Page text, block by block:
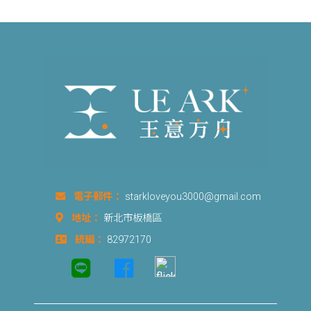
電子郵件： starkloveyou3000@gmail.com
地址： 新北市板橋區
統編： 82972170